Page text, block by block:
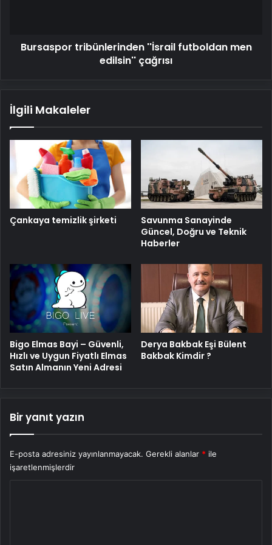
Bursaspor tribünlerinden ''İsrail futboldan men
edilsin'' çağrısı
İlgili Makaleler
Çankaya temizlik şirketi
Savunma Sanayinde
Güncel, Doğru ve Teknik
Haberler
Bigo Elmas Bayi – Güvenli,
Hızlı ve Uygun Fiyatlı Elmas
Satın Almanın Yeni Adresi
Derya Bakbak Eşi Bülent
Bakbak Kimdir ?
Bir yanıt yazın
E-posta adresiniz yayınlanmayacak. Gerekli alanlar * ile
işaretlenmişlerdir